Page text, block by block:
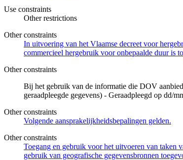
Use constraints
Other restrictions
Other constraints
In uitvoering van het Vlaamse decreet voor
commercieel hergebruik voor onbepaalde duur is
Other constraints
Bij het gebruik van de informatie die DOV
geraadpleegde gegevens) - Geraadpleegd op dd/
Other constraints
Volgende aansprakelijkheidsbepalingen gelden.
Other constraints
Toegang en gebruik voor het uitvoeren van taken
gebruik van geografische gegevensbronnen